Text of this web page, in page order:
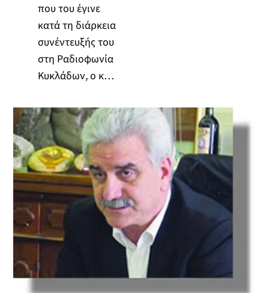
που του έγινε
κατά τη διάρκεια
συνέντευξής του
στη Ραδιοφωνία
Κυκλάδων, ο κ…